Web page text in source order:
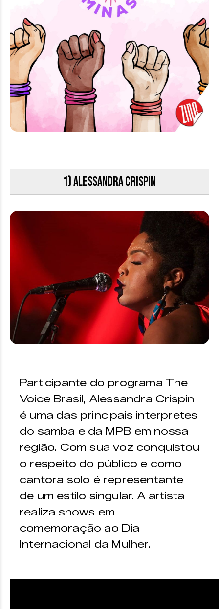
1) Alessandra Crispin
Participante do programa The
Voice Brasil, Alessandra Crispin
é uma das principais interpretes
do samba e da MPB em nossa
região. Com sua voz conquistou
o respeito do público e como
cantora solo é representante
de um estilo singular. A artista
realiza shows em
comemoração ao Dia
Internacional da Mulher.